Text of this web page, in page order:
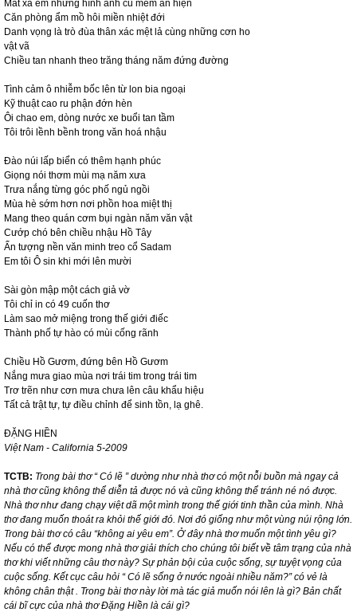
Mất xa em những hình ảnh cũ mềm ẩn hiện
Căn phòng ẩm mồ hôi miền nhiệt đới
Danh vọng là trò đùa thân xác mệt lả cùng những cơn ho
vật vã
Chiều tan nhanh theo trăng tháng năm đứng đường
Tình cảm ô nhiễm bốc lên từ lon bia ngoại
Kỹ thuật cao ru phận đớn hèn
Ôi chao em, dòng nước xe buổi tan tầm
Tôi trôi lềnh bềnh trong văn hoá nhậu
Đào núi lấp biển có thêm hạnh phúc
Giọng nói thơm mùi mạ năm xưa
Trưa nắng từng góc phố ngủ ngồi
Mùa hè sớm hơn nơi phồn hoa miệt thị
Mang theo quán cơm bụi ngàn năm văn vật
Cướp chó bên chiều nhậu Hồ Tây
Ấn tượng nền văn minh treo cổ Sadam
Em tôi Ô sin khi mới lên mười
Sài gòn mập một cách giả vờ
Tôi chỉ in có 49 cuốn thơ
Làm sao mở miệng trong thế giới điếc
Thành phố tự hào có mùi cống rãnh
Chiều Hồ Gươm, đứng bên Hồ Gươm
Nắng mưa giao mùa nơi trái tim trong trái tim
Trơ trẽn như cơn mưa chưa lên câu khẩu hiệu
Tất cả trật tự, tự điều chỉnh để sinh tồn, lạ ghê.
ĐẶNG HIỀN
ViệtNam - California 5-2009
TCTB: Trong bài thơ “ Có lẽ ” dường như nhà thơ có một nỗi buồn mà ngay cả
nhà thơ cũng không thể diễn tả được nó và cũng không thể tránh né nó được.
Nhà thơ như đang chạy việt dã một mình trong thế giới tinh thần của mình. Nhà
thơ đang muốn thoát ra khỏi thế giới đó. Nơi đó giống như một vùng núi rộng lớn.
Trong bài thơ có câu “không ai yêu em”. Ở đây nhà thơ muốn một tình yêu gì?
Nếu có thể được mong nhà thơ giải thích cho chúng tôi biết về tâm trạng của nhà
thơ khi viết những câu thơ này? Sự phản bội của cuộc sống, sự tuyệt vọng của
cuộc sống. Kết cục câu hỏi “ Có lẽ sống ở nước ngoài nhiều năm?” có vẻ là
không chân thật . Trong bài thơ này lời mà tác giả muốn nói lên là gì? Bản chất
cái bĩ cực của nhà thơ Đặng Hiền là cái gì?